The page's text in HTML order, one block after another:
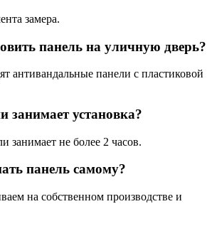
замера.
панель на уличную дверь?
антивандальные панели с пластиковой
занимает установка?
занимает не более 2 часов.
панель самому?
на собственном производстве и